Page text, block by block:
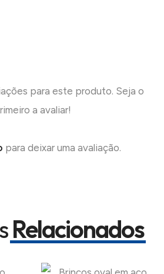
para este produto. Seja o
a avaliar!
para deixar uma avaliação.
Relacionados